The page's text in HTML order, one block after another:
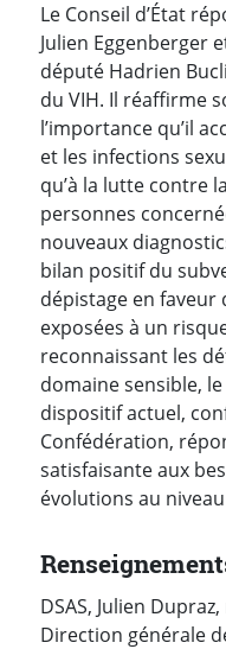
Le Conseil d’État
Julien Eggenberger
député Hadrien
du VIH. Il réaffirme
l’importance qu’il
et les infections
qu’à la lutte contre
personnes
nouveaux
bilan positif du
dépistage en faveur
exposées à un
reconnaissant les
domaine sensible,
dispositif actuel,
Confédération,
satisfaisante aux
évolutions au
DSAS, Julien
Direction générale